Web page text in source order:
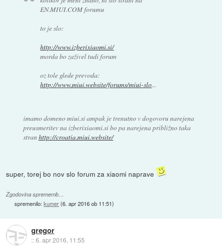
EN.MIUI.COM forumu
to je slo:
http://www.izberixiaomi.si/
morda bo zaživel tudi forum
oz tole glede prevoda:
http://www.miui.website/forums/miui-slo...
imamo domeno miui.si ampak je trenutno v dogovoru narejena
preusmeritev na izberixiaomi.si bo pa narejena približno taka
stran http://croatia.miui.website/
super, torej bo nov slo forum za xiaomi naprave
Zgodovina sprememb…
spremenilo:kumer(6. apr 2016 ob 11:51)
gregor
::6. apr 2016, 11:55